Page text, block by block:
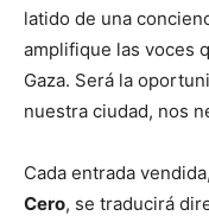
latido de una
amplifique las voces
Gaza. Será la
nuestra ciudad, nos
Cada entrada
Cero, se traducirá